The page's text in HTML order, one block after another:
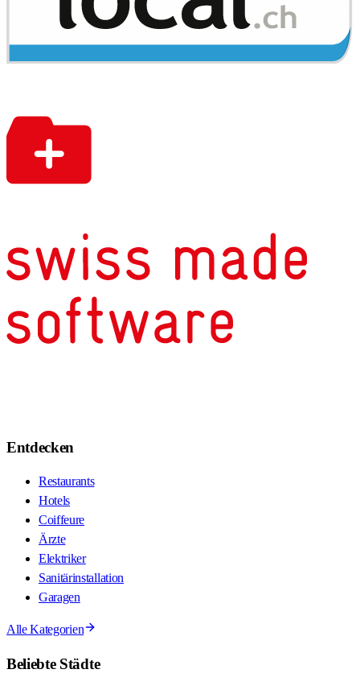
Entdecken
Restaurants
Hotels
Coiffeure
Ärzte
Elektriker
Sanitärinstallation
Garagen
Alle Kategorien
Beliebte Städte